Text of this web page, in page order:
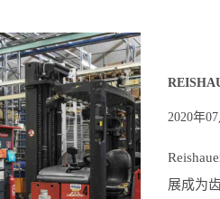
2020年
展成为